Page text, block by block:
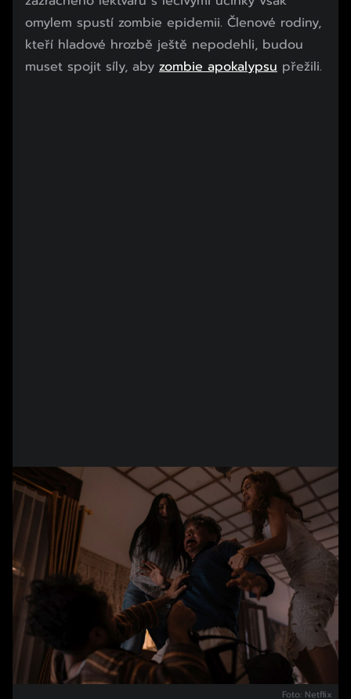
omylem spustí zombie epidemii. Členové rodiny,
kteří hladové hrozbě ještě nepodehli, budou
muset spojit síly, aby zombie apokalypsu přežili.
Foto: Netflix